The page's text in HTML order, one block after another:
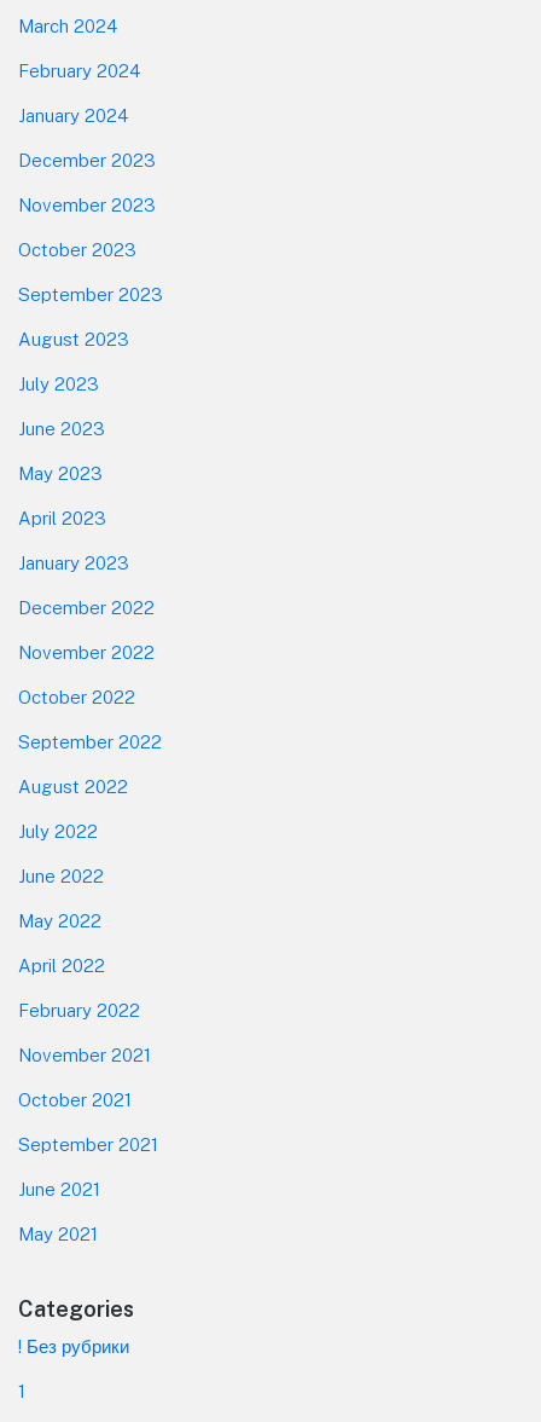
March 2024
February 2024
January 2024
December 2023
November 2023
October 2023
September 2023
August 2023
July 2023
June 2023
May 2023
April 2023
January 2023
December 2022
November 2022
October 2022
September 2022
August 2022
July 2022
June 2022
May 2022
April 2022
February 2022
November 2021
October 2021
September 2021
June 2021
May 2021
Categories
! Без рубрики
1